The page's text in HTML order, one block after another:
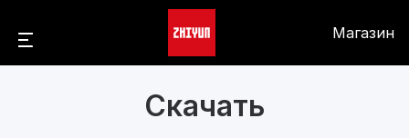
Магазин
Скачать